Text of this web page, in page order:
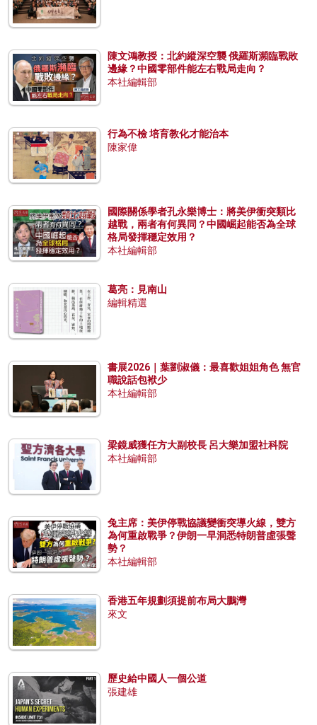
陳文鴻教授：北約縱深空襲 俄羅斯瀕臨戰敗
邊緣？中國零部件能左右戰局走向？
本社編輯部
行為不檢 培育教化才能治本
陳家偉
國際關係學者孔永樂博士：將美伊衝突類比
越戰，兩者有何異同？中國崛起能否為全球
格局發揮穩定效用？
本社編輯部
葛亮：見南山
編輯精選
書展2026｜葉劉淑儀：最喜歡姐姐角色 無官
職說話包袱少
本社編輯部
梁鏡威獲任方大副校長 呂大樂加盟社科院
本社編輯部
兔主席：美伊停戰協議變衝突導火線，雙方
為何重啟戰爭？伊朗一早洞悉特朗普虛張聲
勢？
本社編輯部
香港五年規劃須提前布局大鵬灣
來文
歷史給中國人一個公道
張建雄